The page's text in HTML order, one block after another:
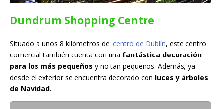
Dundrum Shopping Centre
Situado a unos 8 kilómetros del centro de Dublín, este centro
comercial también cuenta con una fantástica decoración
para los más pequeños y no tan pequeños. Además, ya
desde el exterior se encuentra decorado con luces y árboles
de Navidad.